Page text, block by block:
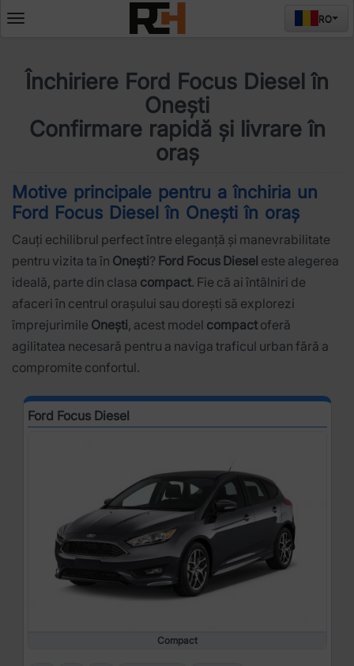
Deschide
RO
Închiriere Ford Focus Diesel în
Onești
Confirmare rapidă și livrare în
oraș
Motive principale pentru a închiria un
Ford Focus Diesel în Onești în oraș
Cauți echilibrul perfect între eleganță și manevrabilitate
pentru vizita ta în Onești? Ford Focus Diesel este alegerea
ideală, parte din clasa compact. Fie că ai întâlniri de
afaceri în centrul orașului sau dorești să explorezi
împrejurimile Onești, acest model compact oferă
agilitatea necesară pentru a naviga traficul urban fără a
compromite confortul.
Ford Focus Diesel
Compact